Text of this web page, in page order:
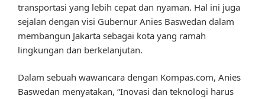
transportasi yang lebih cepat dan nyaman. Hal ini juga
sejalan dengan visi Gubernur Anies Baswedan dalam
membangun Jakarta sebagai kota yang ramah
lingkungan dan berkelanjutan.
Dalam sebuah wawancara dengan Kompas.com, Anies
Baswedan menyatakan, “Inovasi dan teknologi harus